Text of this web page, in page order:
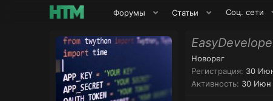
Форумы Статьи Соц. сети
Новорег
Регистрация 30
Активность 30 Июн